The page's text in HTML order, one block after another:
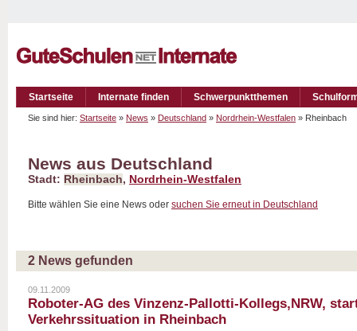
Startseite Internate finden Schwerpunktthemen
Sie sind hier: Startseite » News » Deutschland » Nordrhein-Westfalen » Rheinbach
News aus Deutschland
Stadt: Rheinbach, Nordrhein-Westfalen
Bitte wählen Sie eine News oder suchen Sie erneut in Deutschland
2 News gefunden
09.11.2009
Roboter-AG des Vinzenz-Pallotti-Kollegs,NRW,
Verkehrssituation in Rheinbach